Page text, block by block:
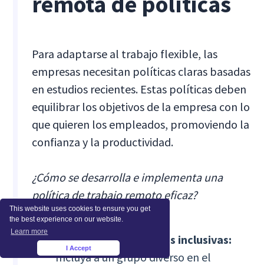
This website uses cookies to ensure you get
the best experience on our website.
Learn more
I Accept
Para adaptarse al trabajo flexible, las
empresas necesitan políticas claras basadas
en estudios recientes. Estas políticas deben
equilibrar los objetivos de la empresa con lo
que quieren los empleados, promoviendo la
confianza y la productividad.
¿Cómo se desarrolla e implementa una
política de trabajo remoto eficaz?
Formación de políticas inclusivas:
Incluya a un grupo diverso en el